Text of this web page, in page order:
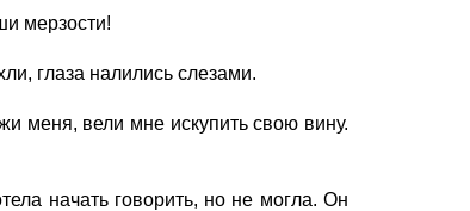
мерзости!
глаза налились слезами.
меня, вели мне искупить свою вину.
начать говорить, но не могла. Он